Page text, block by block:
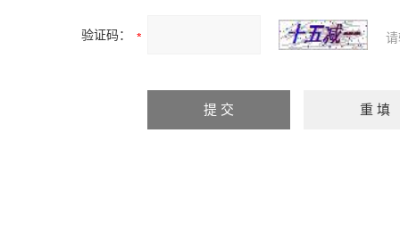
验证码：